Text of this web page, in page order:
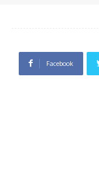
Facebook